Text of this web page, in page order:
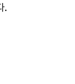
.